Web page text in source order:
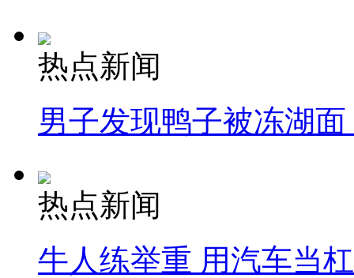
热点新闻
男子发现鸭子被冻湖
热点新闻
牛人练举重 用汽车当